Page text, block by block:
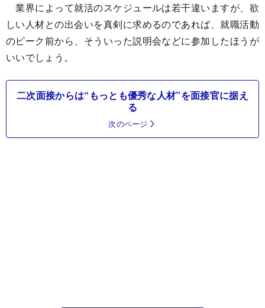
業界によって就活のスケジュールは若干違いますが、欲
しい人材との出会いを真剣に求めるのであれば、就職活動
のピーク前から、そういった説明会などに参加したほうが
いいでしょう。
二次面接からは“もっとも優秀な人材”を面接官に据え
る
次のページ